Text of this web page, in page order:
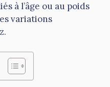
à l’âge ou au poids
variations